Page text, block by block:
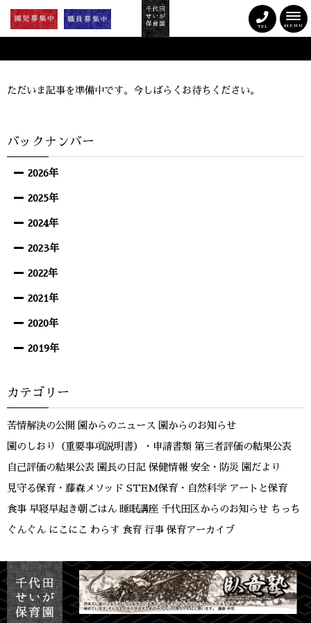
MENU
TEL
ただいま記事を準備中です。今しばらくお待ちください。
バックナンバー
2026年
2025年
2024年
2023年
2022年
2021年
2020年
2019年
カテゴリー
苦情解決の公開 園からのニュース 園からのお知らせ
園のしおり（重要事項説明書）・申請書類 第三者評価の結果公表
自己評価の結果公表 園長の日記 保健情報 安全・防災 園だより
見守る保育・藤森メソッド STEM保育・自然科学 アートと保育
食事 早寝早起き朝ごはん 睡眠講座 千代田区からのお知らせ ちっち
ぐんぐん にこにこ わらす 食育 行事 保育アーカイブ